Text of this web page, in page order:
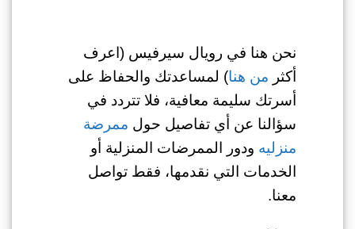
نحن هنا في رويال سيرفيس (اعرف
أكثر من هنا) لمساعدتك والحفاظ على
أسرتك سليمة معافية، فلا تتردد في
سؤالنا عن أي تفاصيل حول ممرضة
منزليه ودور الممرضات المنزلية أو
الخدمات التي نقدمها، فقط تواصل
معنا.